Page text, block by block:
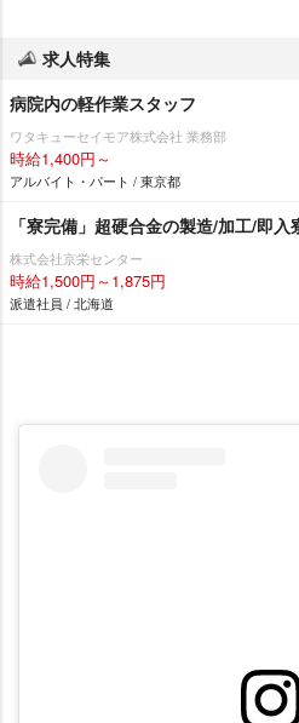
求人特集
病院内の軽作業スタッフ
ワタキューセイモア株式会社 業務部
時給1,400円～
アルバイト・パート / 東京都
「寮完備」超硬合金の製造/加工/即
株式会社京栄センター
時給1,500円～1,875円
派遣社員 / 北海道